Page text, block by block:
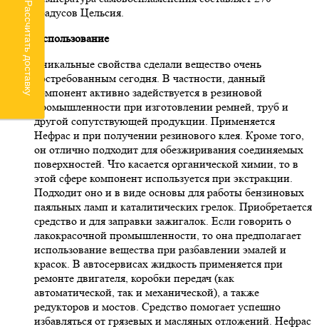
градусов Цельсия.
Использование
Уникальные свойства сделали вещество очень
востребованным сегодня. В частности, данный
компонент активно задействуется в резиновой
промышленности при изготовлении ремней, труб и
другой сопутствующей продукции. Применяется
Нефрас и при получении резинового клея. Кроме того,
он отлично подходит для обезжиривания соединяемых
поверхностей. Что касается органической химии, то в
этой сфере компонент используется при экстракции.
Подходит оно и в виде основы для работы бензиновых
паяльных ламп и каталитических грелок. Приобретается
средство и для заправки зажигалок. Если говорить о
лакокрасочной промышленности, то она предполагает
использование вещества при разбавлении эмалей и
красок. В автосервисах жидкость применяется при
ремонте двигателя, коробки передач (как
автоматической, так и механической), а также
редукторов и мостов. Средство помогает успешно
избавляться от грязевых и масляных отложений. Нефрас
Рассчитать доставку